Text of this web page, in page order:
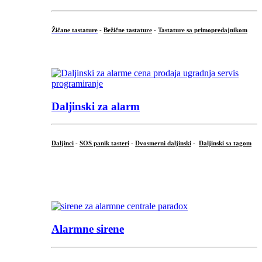
Žičane tastature - Bežične tastature - Tastature sa primopredajnikom
Daljinski za alarm
Daljinci - SOS panik tasteri - Dvosmerni daljinski - Daljinski sa tagom
Alarmne sirene